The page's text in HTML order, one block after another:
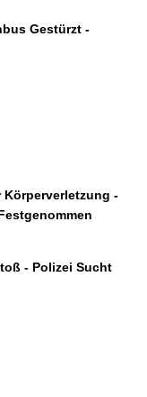
Gestürzt -
Körperverletzung -
- Polizei Sucht